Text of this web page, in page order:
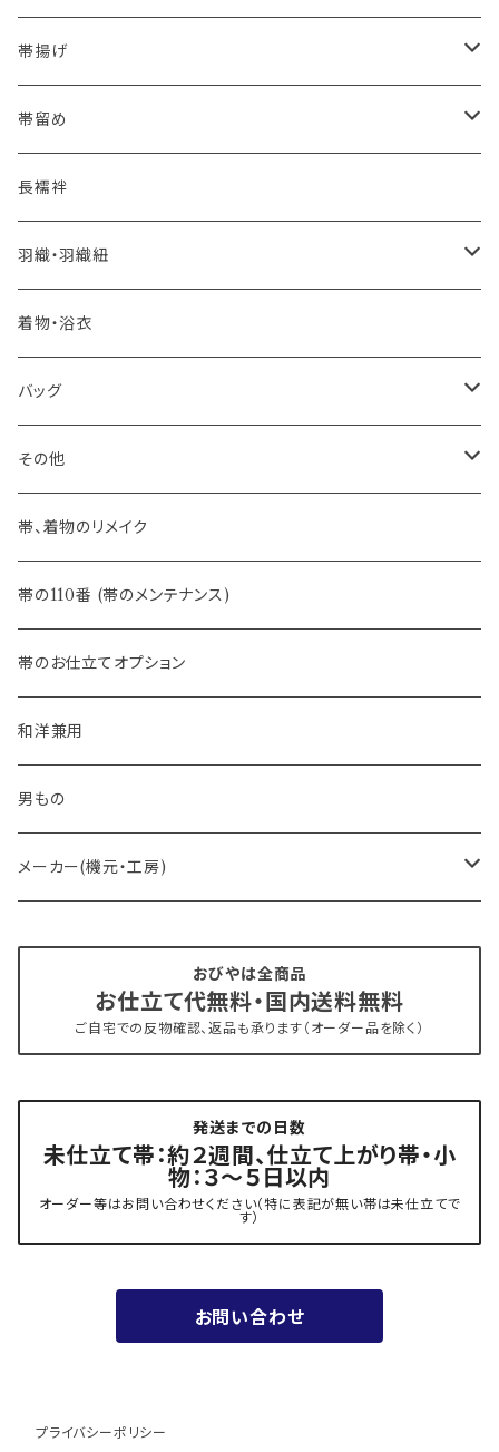
格ある夏の名古屋帯（都の絽綴れ）
おとなの浴衣(有松 鳴海絞り)
自宅で洗える！本麻長襦袢
憧れの高級カジュアル帯
河合美術織物 訪問着に合わせる袋帯
訪問着に合わせるフォーマル帯
３万円台♪高見え袋帯・名古屋帯
夏・単衣用(夏帯)
- 西陣織
夏・単衣用(夏帯)
- 紬帯・自然布
- 琉球帯
- 染め帯
- 袋帯・洒落袋帯
- 名古屋帯
八寸名古屋帯 (松葉仕立て)
- オールシーズン帯
- 夏帯
- 半幅帯
- 大人兵児帯
- おびやオリジナル・別注
- オーダー帯
- 京袋帯・開き仕立て
- 新古帯、中古・リサイクル帯 (メンテナンス済み)
夏用
- 振袖の帯・ママ振り・振袖用袋帯
- おびやオリジナル
- 細平唐組 (7mmスリム帯締め)
- 田中節子
帯揚げ
- おびやオリジナル
- 京都 三浦清商店
- 大津工房 荒尾ちどり
帯留め
-おびやオリジナル
長襦袢
羽織・羽織紐
-おびやオリジナル
着物・浴衣
バッグ
-おびやオリジナル
その他
-おびやオリジナル
-フィカレ
帯、着物のリメイク
帯の110番 (帯のメンテナンス)
帯のお仕立てオプション
和洋兼用
男もの
メーカー(機元・工房)
博多織 西村織物
『marumasa.fab』丸正織物
おびやは全商品
お仕立て代無料・国内送料無料
ご自宅での反物確認、返品も承ります（オーダー品を除く）
発送までの日数
未仕立て帯：約２週間、仕立て上がり帯・小
物：３～５日以内
オーダー等はお問い合わせください（特に表記が無い帯は未仕立てで
す）
お問い合わせ
プライバシーポリシー